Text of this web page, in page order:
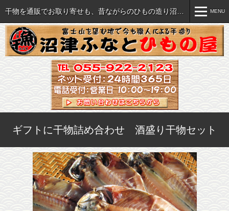
MENU
MENU
おいしい干物各種
セット・詰め合わせ
海産珍味など各種
すべての商品を見る
飲食店様へ(業販）
ご注文について
ご注文方法
特商法に関する表記
送料・手数料一覧
ギフトに干物詰め合わせ 酒盛り干物セット